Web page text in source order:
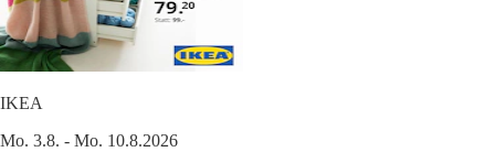
IKEA
Mo. 3.8. - Mo. 10.8.2026